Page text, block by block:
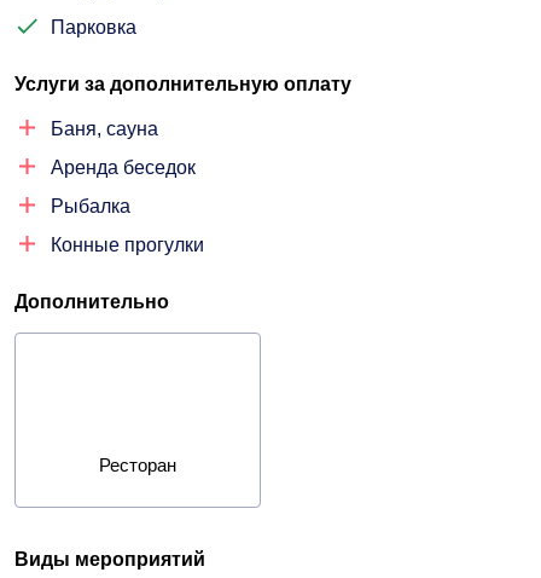
Парковка
Услуги за дополнительную оплату
Баня, сауна
Аренда беседок
Рыбалка
Конные прогулки
Дополнительно
Ресторан
Виды мероприятий